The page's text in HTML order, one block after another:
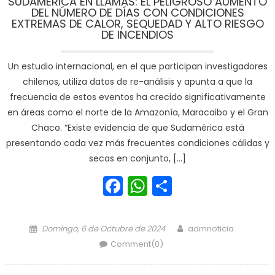
DEL NÚMERO DE DÍAS CON CONDICIONES
EXTREMAS DE CALOR, SEQUEDAD Y ALTO RIESGO
DE INCENDIOS
Un estudio internacional, en el que participan investigadores
chilenos, utiliza datos de re-análisis y apunta a que la
frecuencia de estos eventos ha crecido significativamente
en áreas como el norte de la Amazonía, Maracaibo y el Gran
Chaco. “Existe evidencia de que Sudamérica está
presentando cada vez más frecuentes condiciones cálidas y
secas en conjunto, […]
Facebook
WhatsApp
Posted on
Domingo, 6 de Octubre de 2024 Author
admnoticia
Comment(0)